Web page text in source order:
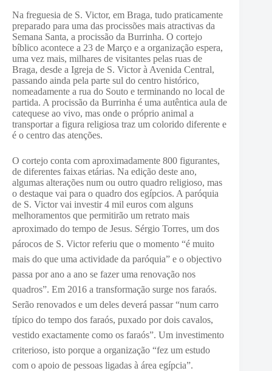
Na freguesia de S. Victor, em Braga, tudo praticamente
preparado para uma das procissões mais atractivas da
Semana Santa, a procissão da Burrinha. O cortejo
bíblico acontece a 23 de Março e a organização espera,
uma vez mais, milhares de visitantes pelas ruas de
Braga, desde a Igreja de S. Victor à Avenida Central,
passando ainda pela parte sul do centro histórico,
nomeadamente a rua do Souto e terminando no local de
partida. A procissão da Burrinha é uma autêntica aula de
catequese ao vivo, mas onde o próprio animal a
transportar a figura religiosa traz um colorido diferente e
é o centro das atenções.
O cortejo conta com aproximadamente 800 figurantes,
de diferentes faixas etárias. Na edição deste ano,
algumas alterações num ou outro quadro religioso, mas
o destaque vai para o quadro dos egípcios. A paróquia
de S. Victor vai investir 4 mil euros com alguns
melhoramentos que permitirão um retrato mais
aproximado do tempo de Jesus. Sérgio Torres, um dos
párocos de S. Victor referiu que o momento “é muito
mais do que uma actividade da paróquia” e o objectivo
passa por ano a ano se fazer uma renovação nos
quadros”. Em 2016 a transformação surge nos faraós.
Serão renovados e um deles deverá passar “num carro
típico do tempo dos faraós, puxado por dois cavalos,
vestido exactamente como os faraós”. Um investimento
criterioso, isto porque a organização “fez um estudo
com o apoio de pessoas ligadas à área egípcia”.